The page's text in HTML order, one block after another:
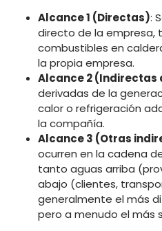
Alcance 1 (Directas):
directo de la empresa,
combustibles en
la propia empresa.
Alcance 2 (Indirectas
derivadas de la
calor o refrigeración
la compañía.
Alcance 3 (Otras
ocurren en la cadena
tanto aguas arriba
abajo (clientes,
generalmente el más
pero a menudo el más